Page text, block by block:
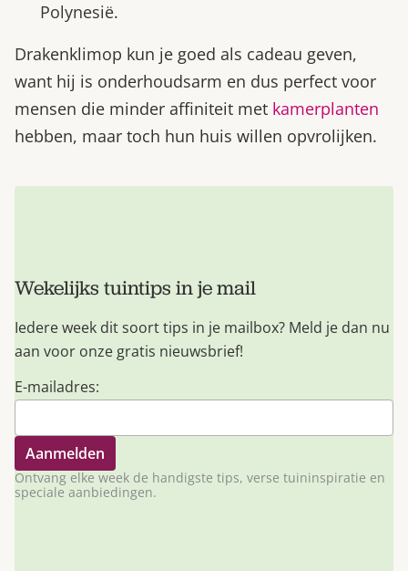
Polynesië.
Drakenklimop kun je goed als cadeau geven,
want hij is onderhoudsarm en dus perfect voor
mensen die minder affiniteit met kamerplanten
hebben, maar toch hun huis willen opvrolijken.
Wekelijks tuintips in je mail
Iedere week dit soort tips in je mailbox? Meld je dan nu
aan voor onze gratis nieuwsbrief!
E-mailadres:
Ontvang elke week de handigste tips, verse tuininspiratie en
speciale aanbiedingen.